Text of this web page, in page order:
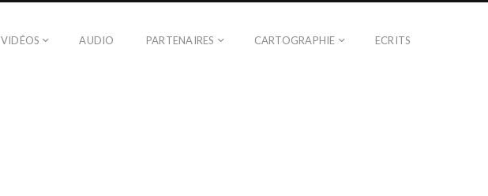
VIDÉOS AUDIO PARTENAIRES CARTOGRAPHIE
ECRITS